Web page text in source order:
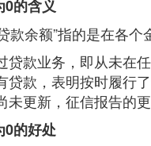
0的含义
款余额”指的是在各
贷款业务，即从未在
贷款，表明按时履行
未更新，征信报告的
0的好处